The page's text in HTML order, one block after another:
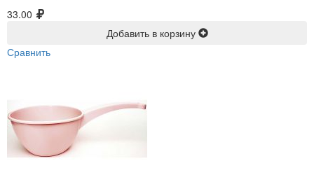
33.00
Добавить в корзину
Сравнить